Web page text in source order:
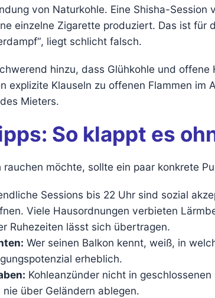
von Naturkohle. Eine Shisha-
einzelne Zigarette produziert. Das ist
liegt schlicht falsch.
hinzu, dass Glühkohle und
explizite Klauseln zu offenen Flammen
Mieters.
So klappt es
rauchen möchte, sollte ein paar konkrete
Sessions bis 22 Uhr sind sozial
Viele Hausordnungen verbieten
Ruhezeiten lässt sich übertragen.
Wer seinen Balkon kennt, weiß, in
erheblich.
Kohleanzünder nicht in
über Geländern ablegen.